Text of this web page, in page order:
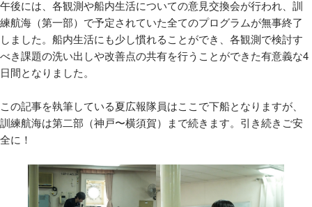
午後には、各観測や船内生活についての意見交換会が行われ、訓
練航海（第一部）で予定されていた全てのプログラムが無事終了
しました。船内生活にも少し慣れることができ、各観測で検討す
べき課題の洗い出しや改善点の共有を行うことができた有意義な4
日間となりました。
この記事を執筆している夏広報隊員はここで下船となりますが、
訓練航海は第二部（神戸〜横須賀）まで続きます。引き続きご安
全に！